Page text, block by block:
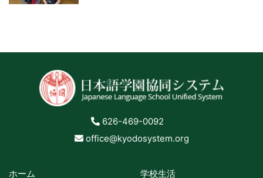
626-469-0092
office@kyodosystem.org
ホーム 学校生活